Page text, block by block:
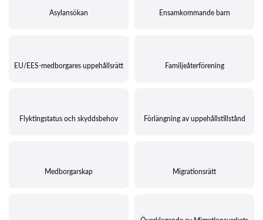
Asylansökan Ensamkommande barn
EU/EES-medborgares uppehållsrätt Familjeåterförening
Flyktingstatus och skyddsbehov Förlängning av uppehållstillstånd
Medborgarskap Migrationsrätt